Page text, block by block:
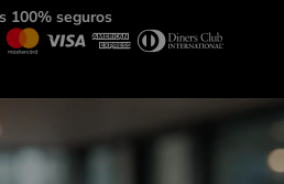
100% seguros
Todos los derechos reservados